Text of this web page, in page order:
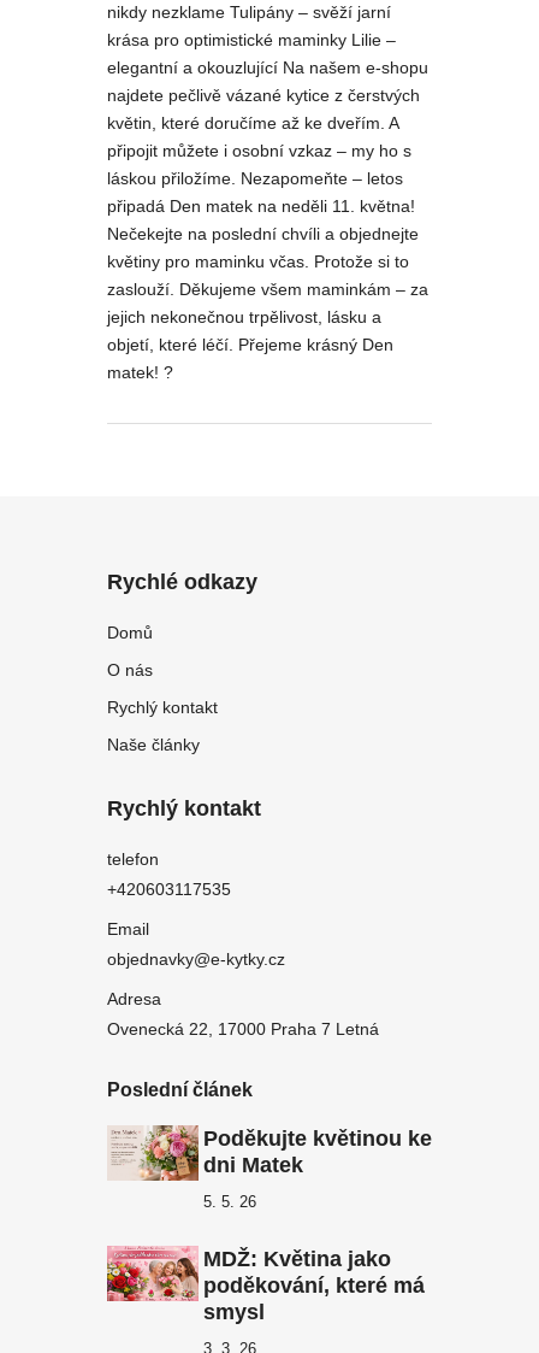
nikdy nezklame Tulipány – svěží jarní
krása pro optimistické maminky Lilie –
elegantní a okouzlující Na našem e-shopu
najdete pečlivě vázané kytice z čerstvých
květin, které doručíme až ke dveřím. A
připojit můžete i osobní vzkaz – my ho s
láskou přiložíme. Nezapomeňte – letos
připadá Den matek na neděli 11. května!
Nečekejte na poslední chvíli a objednejte
květiny pro maminku včas. Protože si to
zaslouží. Děkujeme všem maminkám – za
jejich nekonečnou trpělivost, lásku a
objetí, které léčí. Přejeme krásný Den
matek! ?
Rychlé odkazy
Domů
O nás
Rychlý kontakt
Naše články
Rychlý kontakt
telefon
+420603117535
Email
objednavky@e-kytky.cz
Adresa
Ovenecká 22, 17000 Praha 7 Letná
Poslední článek
Poděkujte květinou ke
dni Matek
5. 5. 26
MDŽ: Květina jako
poděkování, které má
smysl
3. 3. 26